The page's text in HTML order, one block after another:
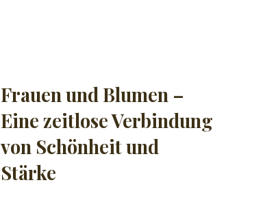
Frauen und Blumen –
Eine zeitlose Verbindung
von Schönheit und
Stärke